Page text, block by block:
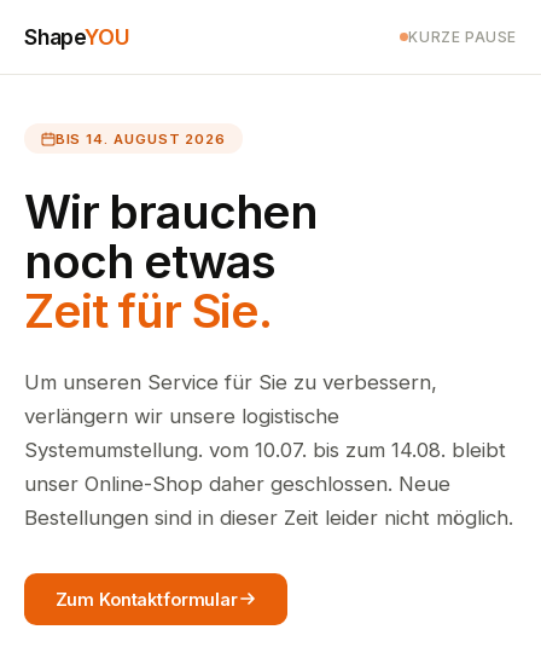
ShapeYOU KURZE PAUSE
BIS 14. AUGUST 2026
Wir brauchen
noch etwas
Zeit für Sie.
Um unseren Service für Sie zu verbessern,
verlängern wir unsere logistische
Systemumstellung. vom 10.07. bis zum 14.08. bleibt
unser Online-Shop daher geschlossen. Neue
Bestellungen sind in dieser Zeit leider nicht möglich.
Zum Kontaktformular